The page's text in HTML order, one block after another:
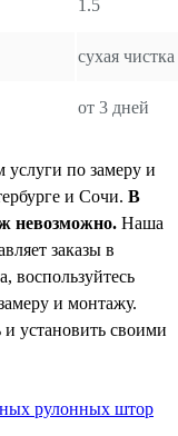
1.5
сухая чистка
от 3 дней
по замеру и
и Сочи. В
невозможно. Наша
заказы в
и монтажу.
установить своими
рулонных штор